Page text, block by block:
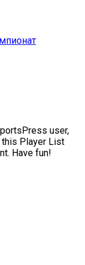
user,
Player List
Have fun!